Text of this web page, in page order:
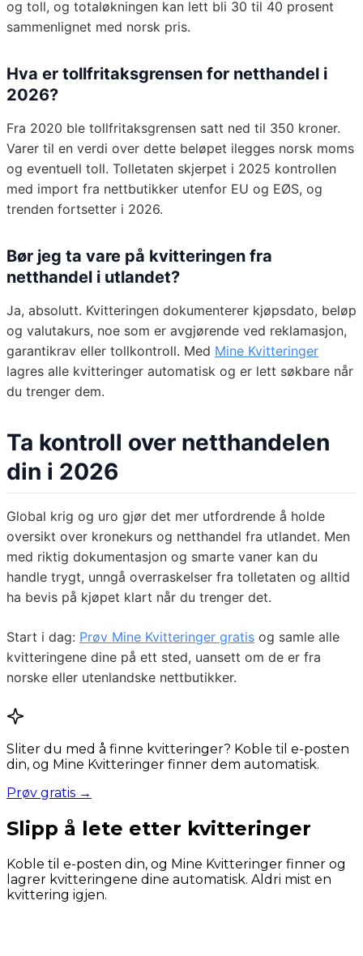
og toll, og totaløkningen kan lett bli 30 til 40 prosent
sammenlignet med norsk pris.
Hva er tollfritaksgrensen for netthandel i
2026?
Fra 2020 ble tollfritaksgrensen satt ned til 350 kroner.
Varer til en verdi over dette beløpet ilegges norsk moms
og eventuell toll. Tolletaten skjerpet i 2025 kontrollen
med import fra nettbutikker utenfor EU og EØS, og
trenden fortsetter i 2026.
Bør jeg ta vare på kvitteringen fra
netthandel i utlandet?
Ja, absolutt. Kvitteringen dokumenterer kjøpsdato, beløp
og valutakurs, noe som er avgjørende ved reklamasjon,
garantikrav eller tollkontroll. Med Mine Kvitteringer
lagres alle kvitteringer automatisk og er lett søkbare når
du trenger dem.
Ta kontroll over netthandelen
din i 2026
Global krig og uro gjør det mer utfordrende å holde
oversikt over kronekurs og netthandel fra utlandet. Men
med riktig dokumentasjon og smarte vaner kan du
handle trygt, unngå overraskelser fra tolletaten og alltid
ha bevis på kjøpet klart når du trenger det.
Start i dag: Prøv Mine Kvitteringer gratis og samle alle
kvitteringene dine på ett sted, uansett om de er fra
norske eller utenlandske nettbutikker.
Sliter du med å finne kvitteringer? Koble til e-posten
din, og Mine Kvitteringer finner dem automatisk.
Prøv gratis →
Slipp å lete etter kvitteringer
Koble til e-posten din, og Mine Kvitteringer finner og
lagrer kvitteringene dine automatisk. Aldri mist en
kvittering igjen.